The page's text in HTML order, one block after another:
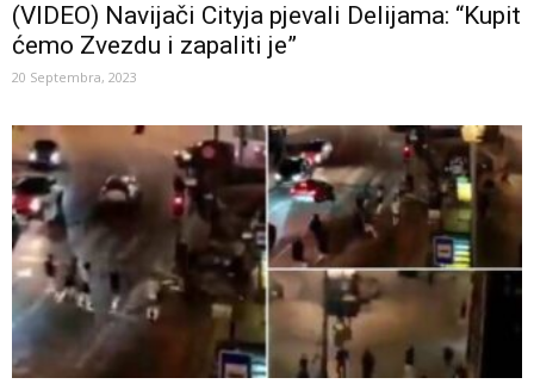
(VIDEO) Navijači Cityja pjevali Delijama: “Kupit
ćemo Zvezdu i zapaliti je”
20 Septembra, 2023